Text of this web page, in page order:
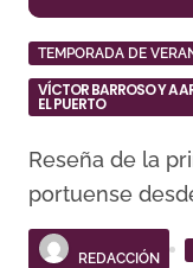
TEMPORADA DE
VÍCTOR BARROSO Y
EL PUERTO
Reseña de la primera de la temporada
portuense
REDACCIÓN